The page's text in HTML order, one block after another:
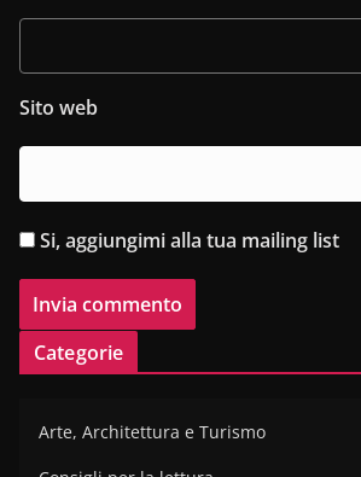
Sito web
Si, aggiungimi alla tua mailing list
Categorie
Arte, Architettura e Turismo